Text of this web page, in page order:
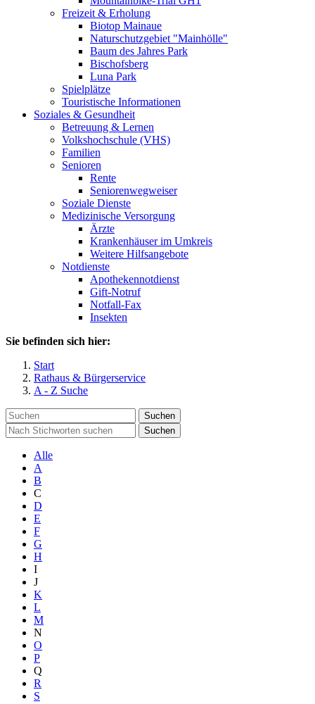
Freizeit & Erholung
Biotop Mainaue
Naturschutzgebiet "Mainhölle"
Baum des Jahres Park
Bischofsberg
Luna Park
Spielplätze
Touristische Informationen
Soziales & Gesundheit
Betreuung & Lernen
Volkshochschule (VHS)
Familien
Senioren
Rente
Seniorenwegweiser
Soziale Dienste
Medizinische Versorgung
Ärzte
Krankenhäuser im Umkreis
Weitere Hilfsangebote
Notdienste
Apothekennotdienst
Gift-Notruf
Notfall-Fax
Insekten
Sie befinden sich hier:
Start
Rathaus & Bürgerservice
A - Z Suche
Suchen
Suchen
Alle
A
B
C
D
E
F
G
H
I
J
K
L
M
N
O
P
Q
R
S